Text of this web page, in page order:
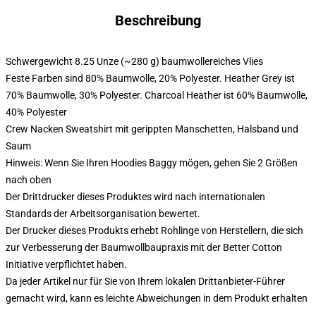
Beschreibung
Schwergewicht 8.25 Unze (~280 g) baumwollereiches Vlies
Feste Farben sind 80% Baumwolle, 20% Polyester. Heather Grey ist
70% Baumwolle, 30% Polyester. Charcoal Heather ist 60% Baumwolle,
40% Polyester
Crew Nacken Sweatshirt mit gerippten Manschetten, Halsband und
Saum
Hinweis: Wenn Sie Ihren Hoodies Baggy mögen, gehen Sie 2 Größen
nach oben
Der Drittdrucker dieses Produktes wird nach internationalen
Standards der Arbeitsorganisation bewertet.
Der Drucker dieses Produkts erhebt Rohlinge von Herstellern, die sich
zur Verbesserung der Baumwollbaupraxis mit der Better Cotton
Initiative verpflichtet haben.
Da jeder Artikel nur für Sie von Ihrem lokalen Drittanbieter-Führer
gemacht wird, kann es leichte Abweichungen in dem Produkt erhalten